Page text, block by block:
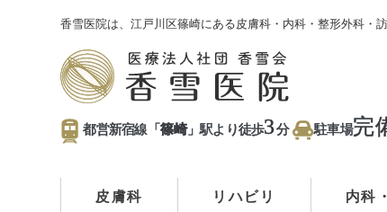
香雪医院は、江戸川区篠崎にある皮膚科・内科・整形外科・
都営新宿線「篠崎」駅より徒歩3分 駐車場完
皮膚科 リハビリ 内科